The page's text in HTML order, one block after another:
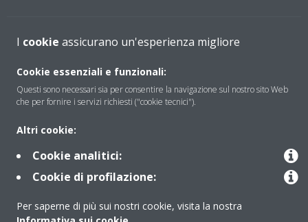
Soluzioni
Contattaci
Periodo di supporto definito
Politica di segnalazione e divulgazione delle vulnerabilità del
Gruppo Daikin Europe
I cookie assicurano un'esperienza migliore
Cookie essenziali e funzionali:
Questi sono necessari sia per consentire la navigazione sul nostro sito Web
che per fornire i servizi richiesti ("cookie tecnici").
Altri cookie:
Cookie analitici:
Cookie di profilazione:
Per saperne di più sui nostri cookie, visita la nostra